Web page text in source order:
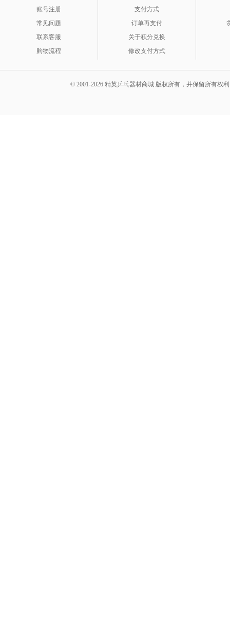
账号注册
常见问题
联系客服
购物流程
支付方式
订单再支付
关于积分兑换
修改支付方式
© 2001-2026 精英乒乓器材商城 版权所有，并保留所有权